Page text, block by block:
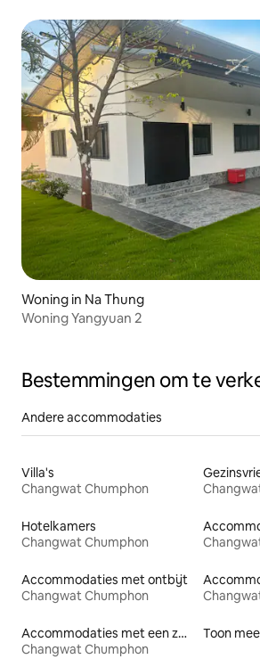
Woning in Na Thung
Woning Yangyuan 2
Bestemmingen om te
Andere accommodaties
Villa's
Changwat Chumphon
Hotelkamers
Changwat Chumphon
Accommodaties met ontbijt
Changwat Chumphon
Accommodaties met een zwembad
Changwat Chumphon
Toon